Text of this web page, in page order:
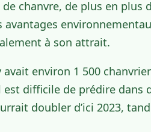
chanvre, de plus en
avantages
à son attrait.
avait environ 1 500
est difficile de prédire
doubler d’ici 2023,